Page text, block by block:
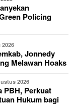
Policing
Jonnedy
Melawan Hoaks
2026
PBH, Perkuat
Hukum bagi